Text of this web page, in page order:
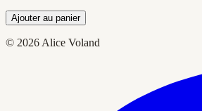
Ajouter au panier
© 2026 Alice Voland